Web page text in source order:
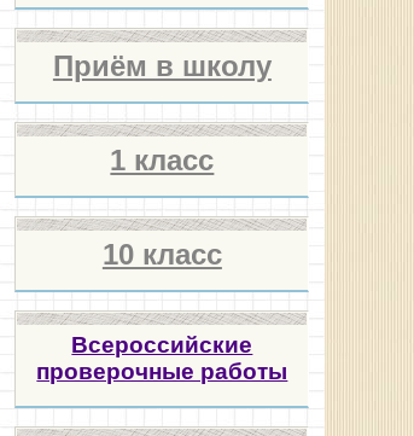
Приём в школу
1 класс
10 класс
Всероссийские
проверочные работы